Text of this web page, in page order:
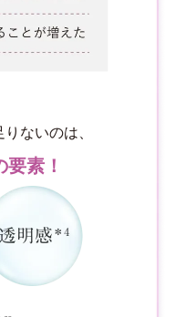
ないのは、
要素！